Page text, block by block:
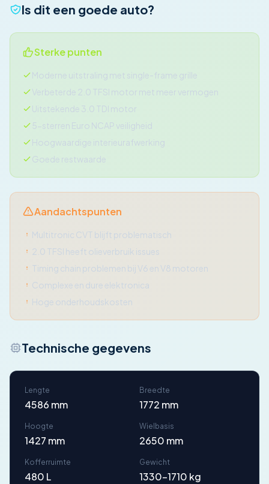
Is dit een goede auto?
Sterke punten
Moderne uitstraling met single-frame grille
Verbeterde 2.0 TFSI motor met meer vermogen
Uitstekende 3.0 TDI motor
5-sterren Euro NCAP veiligheid
Hoogwaardige interieurafwerking
Goede restwaarde
Aandachtspunten
Multitronic CVT blijft problematisch
2.0 TFSI heeft olieverbruik issues
Timing chain problemen bij V6 en V8 motoren
Complexe en dure elektronica
Hoge onderhoudskosten
Technische gegevens
Lengte
4586 mm
Breedte
1772 mm
Hoogte
1427 mm
Wielbasis
2650 mm
Kofferruimte
480 L
Gewicht
1330-1710 kg